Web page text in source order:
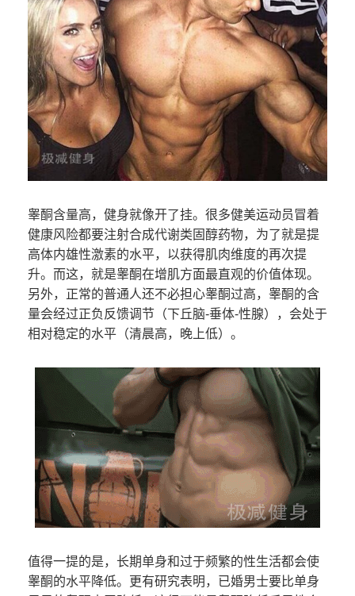
睾酮含量高，健身就像开了挂。很多健美运动员冒着
健康风险都要注射合成代谢类固醇药物，为了就是提
高体内雄性激素的水平，以获得肌肉维度的再次提
升。而这，就是睾酮在增肌方面最直观的价值体现。
另外，正常的普通人还不必担心睾酮过高，睾酮的含
量会经过正负反馈调节（下丘脑-垂体-性腺），会处于
相对稳定的水平（清晨高，晚上低）。
值得一提的是，长期单身和过于频繁的性生活都会使
睾酮的水平降低。更有研究表明，已婚男士要比单身